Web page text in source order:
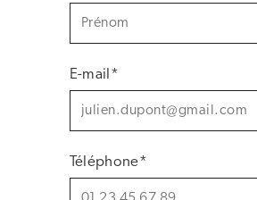
E-mail*
Téléphone*